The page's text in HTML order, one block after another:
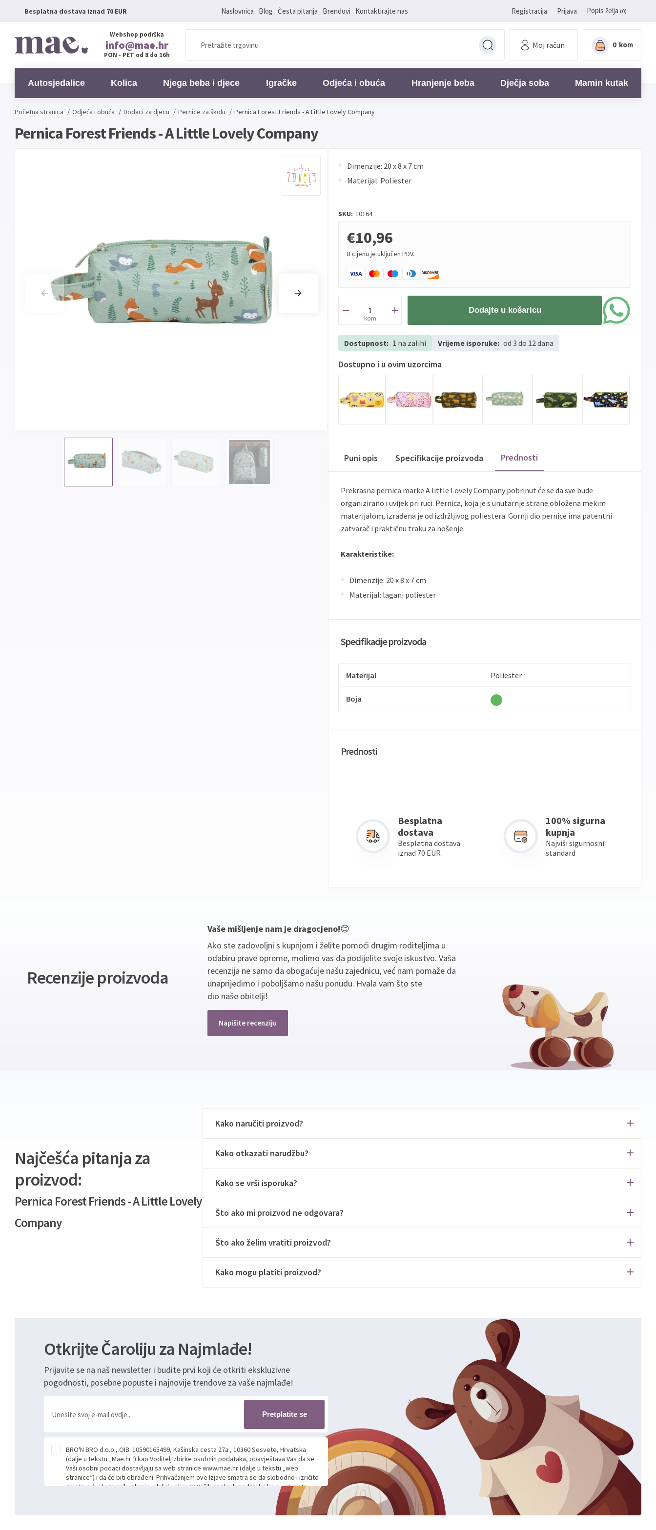
Besplatna dostava iznad 70 EUR Naslovnica Blog Česta pitanja Brendovi Kontaktirajte nas Registracija Prijava Popis želja (0)
Webshop podrška
info@mae.hr
PON - PET od 8 do 16h
Moj račun 0 kom
Autosjedalice Kolica Njega beba i djece Igračke Odjeća i obuća Hranjenje beba Dječja soba Mamin kutak
Početna stranica / Odjeća i obuća / Dodaci za djecu / Pernice za školu / Pernica Forest Friends - A Little Lovely Company
Pernica Forest Friends - A Little Lovely Company
Dimenzije: 20 x 8 x 7 cm
Materijal: Poliester
SKU: 10164
€10,96
U cijenu je uključen PDV.
kom
Dodajte u košaricu
Dostupnost: 1 na zalihi Vrijeme isporuke: od 3 do 12 dana
Dostupno i u ovim uzorcima
Puni opis Specifikacije proizvoda Prednosti
Prekrasna pernica marke A little Lovely Company pobrinut će se da sve bude
organizirano i uvijek pri ruci. Pernica, koja je s unutarnje strane obložena mekim
materijalom, izrađena je od izdržljivog poliestera. Gornji dio pernice ima patentni
zatvarač i praktičnu traku za nošenje.
Karakteristike:
Dimenzije: 20 x 8 x 7 cm
Materijal: lagani poliester
Specifikacije proizvoda
Materijal Poliester
Boja
Prednosti
Besplatna
dostava
Besplatna dostava
iznad 70 EUR
100% sigurna
kupnja
Najviši sigurnosni
standard
Recenzije proizvoda
Vaše mišljenje nam je dragocjeno!😊
Ako ste zadovoljni s kupnjom i želite pomoći drugim roditeljima u
odabiru prave opreme, molimo vas da podijelite svoje iskustvo. Vaša
recenzija ne samo da obogaćuje našu zajednicu, već nam pomaže da
unaprijedimo i poboljšamo našu ponudu. Hvala vam što ste
dio naše obitelji!
Napišite recenziju
Najčešća pitanja za
proizvod:
Pernica Forest Friends - A Little Lovely
Company
Kako naručiti proizvod?
Kako otkazati narudžbu?
Kako se vrši isporuka?
Što ako mi proizvod ne odgovara?
Što ako želim vratiti proizvod?
Kako mogu platiti proizvod?
Otkrijte Čaroliju za Najmlađe!
Prijavite se na naš newsletter i budite prvi koji će otkriti ekskluzivne
pogodnosti, posebne popuste i najnovije trendove za vaše najmlađe!
Pretplatite se
BRO'N BRO d.o.o., OIB: 10590165499, Kašinska cesta 27a , 10360 Sesvete, Hrvatska
(dalje u tekstu „Mae.hr“) kao Voditelj zbirke osobnih podataka, obavještava Vas da se
Vaši osobni podaci dostavljaju sa web stranice www.mae.hr (dalje u tekstu „web
stranice“) i da će biti obrađeni. Prihvaćanjem ove Izjave smatra se da slobodno i izričito
dajete privolu za prikupljanje i daljnju obradu Vaših osobnih podataka koje ustupate
Mae.hr putem ovih web stranica u svrhu odgovora i daljnje komunikacije na Vaš upit
poslan kroz kontakt obrazac. Radi se o dobrovoljnom davanju podataka te ovu Izjavu
niste dužni prihvatiti odnosno niste dužni unositi svoje osobne podatke u jednu od